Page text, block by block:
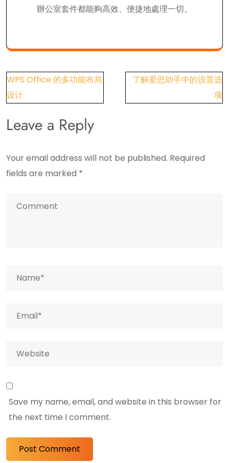
辦公室套件都能夠高效、便捷地處理一切。
Post
navigation
WPS Office 的多功能布局
设计
了解爱思助手中的设置选
项
Leave a Reply
Your email address will not be published. Required
fields are marked *
Save my name, email, and website in this browser for
the next time I comment.